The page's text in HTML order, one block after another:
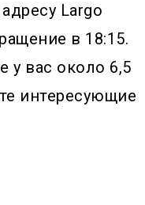
Largo
в 18:15.
у вас около 6,5
интересующие